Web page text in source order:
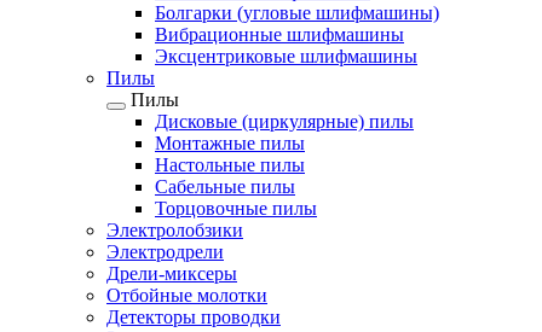
Болгарки (угловые шлифмашины)
Вибрационные шлифмашины
Эксцентриковые шлифмашины
Пилы
Пилы
Дисковые (циркулярные) пилы
Монтажные пилы
Настольные пилы
Сабельные пилы
Торцовочные пилы
Электролобзики
Электродрели
Дрели-миксеры
Отбойные молотки
Детекторы проводки